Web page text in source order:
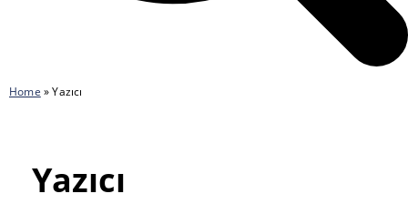
Home »Yazıcı
Yazıcı